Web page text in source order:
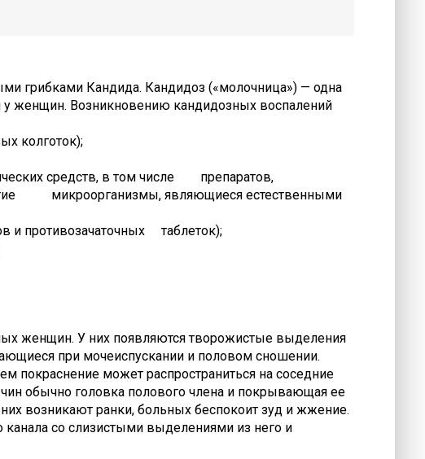
грибками Кандида. Кандидоз («молочница») — одна
у женщин. Возникновению кандидозных воспалений
колготок);
средств, в том числе препаратов,
микроорганизмы, являющиеся естественными
и противозачаточных таблеток);
женщин. У них появляются творожистые выделения
при мочеиспускании и половом сношении.
покраснение может распространиться на соседние
обычно головка полового члена и покрывающая ее
возникают ранки, больных беспокоит зуд и жжение.
канала со слизистыми выделениями из него и